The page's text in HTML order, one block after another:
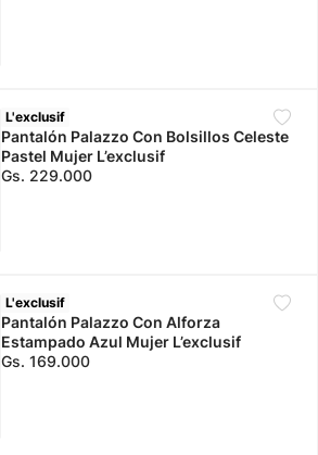
L'exclusif
Pantalón Palazzo Con Bolsillos Celeste
Pastel Mujer L’exclusif
Gs. 229.000
L'exclusif
Pantalón Palazzo Con Alforza
Estampado Azul Mujer L’exclusif
Gs. 169.000